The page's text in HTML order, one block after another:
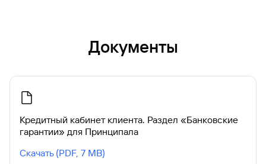
Документы
Кредитный кабинет клиента. Раздел «Банковские
гарантии» для Принципала
Скачать(PDF, 7 MB)
Документы